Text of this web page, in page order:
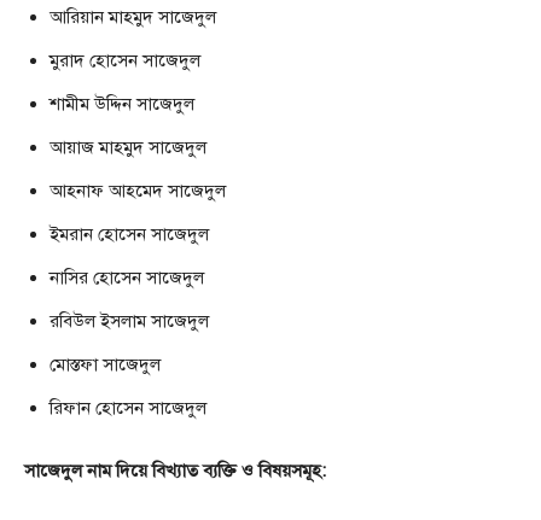
আরিয়ান মাহমুদ সাজেদুল
মুরাদ হোসেন সাজেদুল
শামীম উদ্দিন সাজেদুল
আয়াজ মাহমুদ সাজেদুল
আহনাফ আহমেদ সাজেদুল
ইমরান হোসেন সাজেদুল
নাসির হোসেন সাজেদুল
রবিউল ইসলাম সাজেদুল
মোস্তফা সাজেদুল
রিফান হোসেন সাজেদুল
সাজেদুল নাম দিয়ে বিখ্যাত ব্যক্তি ও বিষয়সমূহ: